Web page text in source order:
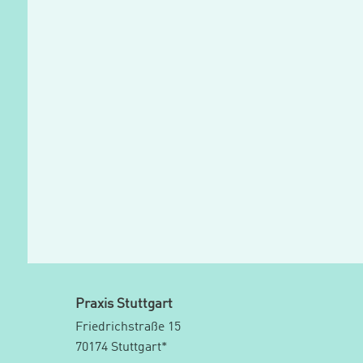
Praxis Stuttgart
Friedrichstraße 15
70174 Stuttgart*